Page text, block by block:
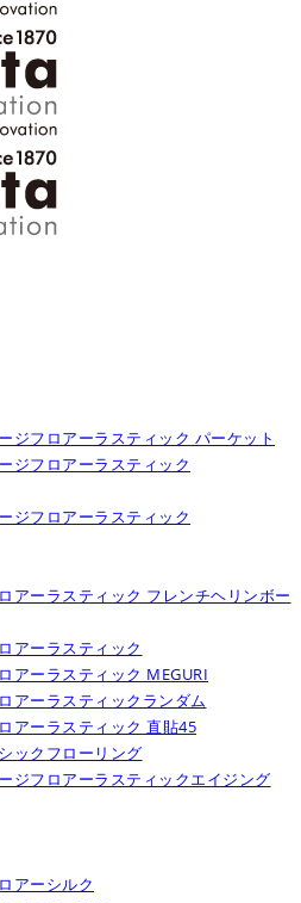
ジフロアーラスティック パーケット
ジフロアーラスティック
ジフロアーラスティック
アーラスティック フレンチヘリンボー
アーラスティック
アーラスティック MEGURI
アーラスティックランダム
アーラスティック 直貼45
ックフローリング
ジフロアーラスティックエイジング
アーシルク